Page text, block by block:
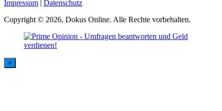
Impressum | Datenschutz
Copyright © 2026, Dokus Online. Alle Rechte vorbehalten.
×